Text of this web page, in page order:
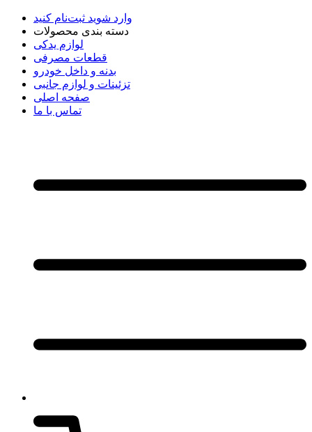
وارد شوید ثبت‌نام کنید
دسته بندی محصولات
لوازم یدکی
قطعات مصرفی
بدنه و داخل خودرو
تزئینات و لوازم جانبی
صفحه اصلی
تماس با ما